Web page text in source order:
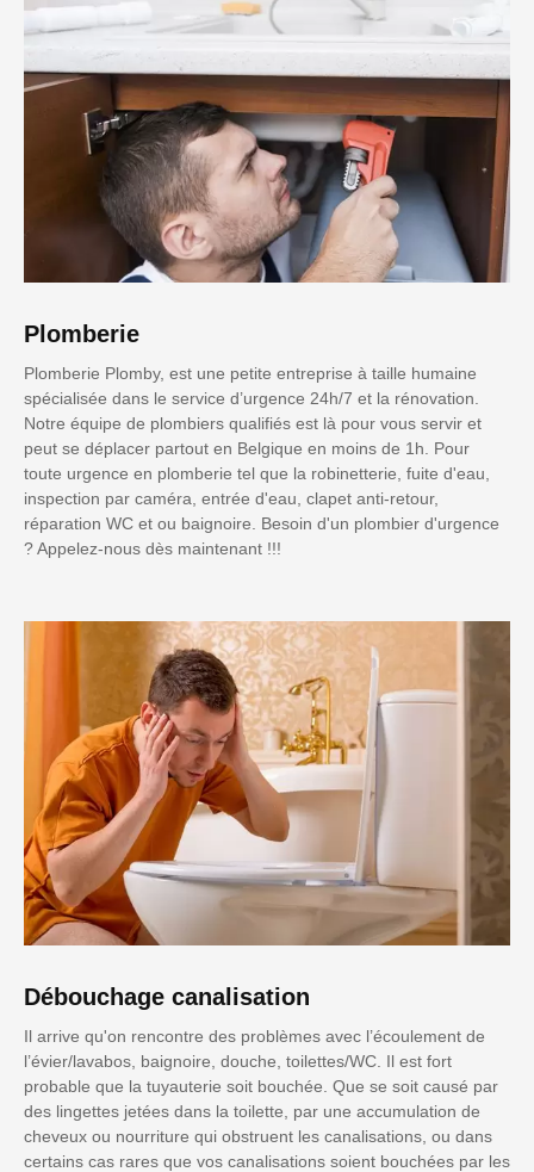
Plomberie
Plomberie Plomby, est une petite entreprise à taille humaine
spécialisée dans le service d’urgence 24h/7 et la rénovation.
Notre équipe de plombiers qualifiés est là pour vous servir et
peut se déplacer partout en Belgique en moins de 1h. Pour
toute urgence en plomberie tel que la robinetterie, fuite d'eau,
inspection par caméra, entrée d'eau, clapet anti-retour,
réparation WC et ou baignoire. Besoin d'un plombier d'urgence
? Appelez-nous dès maintenant !!!
Débouchage canalisation
Il arrive qu'on rencontre des problèmes avec l’écoulement de
l’évier/lavabos, baignoire, douche, toilettes/WC. Il est fort
probable que la tuyauterie soit bouchée. Que se soit causé par
des lingettes jetées dans la toilette, par une accumulation de
cheveux ou nourriture qui obstruent les canalisations, ou dans
certains cas rares que vos canalisations soient bouchées par les